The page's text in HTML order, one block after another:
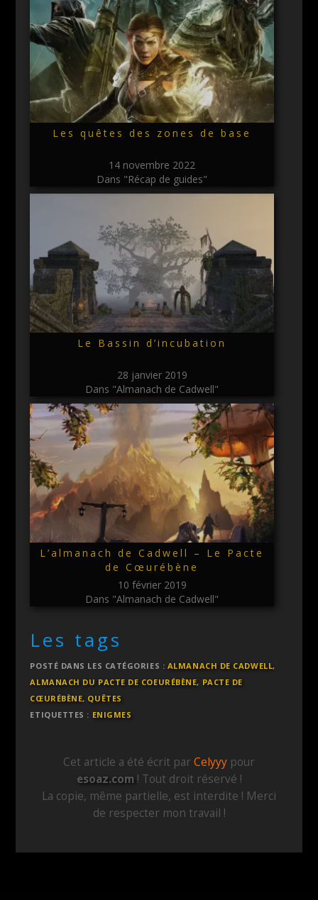
Les quêtes des zones de base
14 novembre 2022
Dans "Récap de guides"
Le Bassin d’incubation
28 janvier 2019
Dans "Almanach de Cadwell"
L’almanach de Cadwell – Le Pacte
de Cœurébène
10 février 2019
Dans "Almanach de Cadwell"
Les tags
POSTÉ DANS LES CATÉGORIES : ALMANACH DE CADWELL,
ALMANACH DU PACTE DE COEURÉBÈNE, PACTE DE
CŒURÉBÈNE, QUÊTES
ETIQUETTES : ENIGMES
Cet article a été écrit par Celyyy pour
esoaz.com ! Tout droit réservé !
La copie, même partielle, est interdite ! Merci
de respecter mon travail !